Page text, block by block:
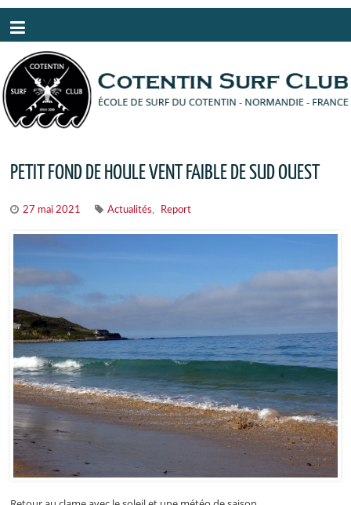
PETIT FOND DE HOULE VENT FAIBLE DE SUD OUEST
27 mai 2021 Actualités Report
Panneau de gestion des cookies